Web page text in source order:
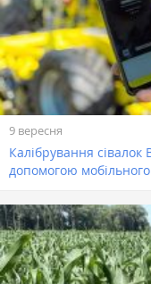
9 вересня
Калібрування сівалок
допомогою